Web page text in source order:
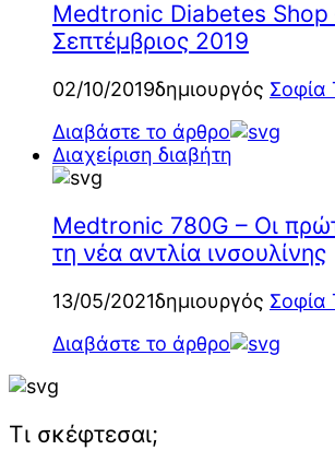
Medtronic Diabetes Shop
Σεπτέμβριος 2019
02/10/2019δημιουργός Σοφία
Διαβάστε το άρθρο
Διαχείριση διαβήτη
Medtronic 780G – Οι
τη νέα αντλία ινσουλίνης
13/05/2021δημιουργός Σοφία
Διαβάστε το άρθρο
Τι σκέφτεσαι;